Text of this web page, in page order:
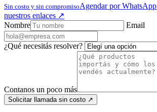
Sin costo y sin compromisoAgendar por WhatsApp
nuestros enlaces ↗
Nombre
Email
¿Qué necesitás resolver?
Contanos un poco más
Solicitar llamada sin costo ↗